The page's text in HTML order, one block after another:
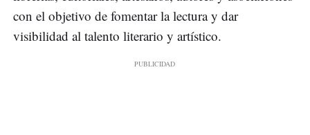
con el objetivo de fomentar la lectura y dar
visibilidad al talento literario y artístico.